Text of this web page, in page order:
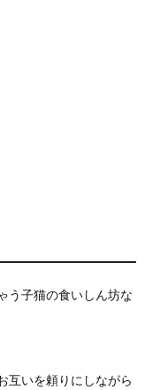
う子猫の食いしん坊な
互いを頼りにしながら